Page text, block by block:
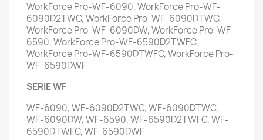
WorkForce Pro-WF-6090, WorkForce Pro-WF-
6090D2TWC, WorkForce Pro-WF-6090DTWC,
WorkForce Pro-WF-6090DW, WorkForce Pro-WF-
6590, WorkForce Pro-WF-6590D2TWFC,
WorkForce Pro-WF-6590DTWFC, WorkForce Pro-
WF-6590DWF
SERIE WF
WF-6090, WF-6090D2TWC, WF-6090DTWC,
WF-6090DW, WF-6590, WF-6590D2TWFC, WF-
6590DTWFC, WF-6590DWF